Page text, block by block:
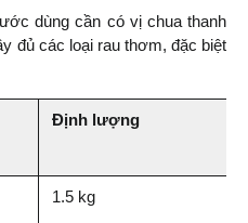
dùng cần có vị chua thanh
đủ các loại rau thơm, đặc biệt
Định lượng
1.5 kg